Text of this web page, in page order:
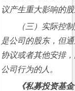
议产生重大影响的
（三）实际控
是公司的股东，但
协议或者其他安排
公司行为的人。
《私募投资基